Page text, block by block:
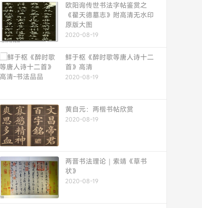
欧阳询传世书法字帖鉴赏之
《翟天德墓志》附高清无水印
原版大图
2020-08-19
鲜于枢《醉时歌等唐人诗十二
首》高清
2020-08-19
黄自元：两楷书帖欣赏
2020-08-19
两晋书法理论｜索靖《草书
状》
2020-08-19